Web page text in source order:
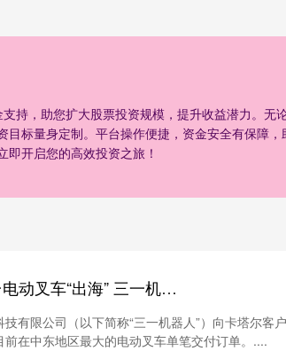
持，助您扩大股票投资规模，提升收益潜力。无
标量身定制。平台操作便捷，资金安全有保障，
开启您的高效投资之旅！
创通网配资 一次性交付40台电动叉车“出海” 三一机器人全力进军物流仓储搬运领域
有限公司（以下简称“三一机器人”）向卡塔尔客
在中东地区最大的电动叉车单笔交付订单。....